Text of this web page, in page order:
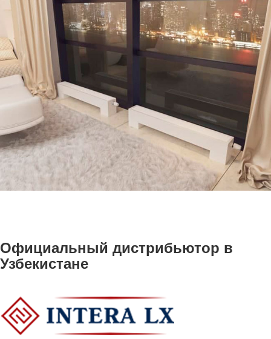
Официальный дистрибьютор в
Узбекистане